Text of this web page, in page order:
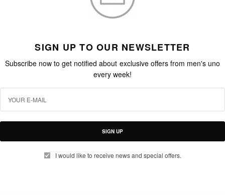
SIGN UP TO OUR NEWSLETTER
Subscribe now to get notified about exclusive offers from men's uno
every week!
SIGN UP
I would like to receive news and special offers.